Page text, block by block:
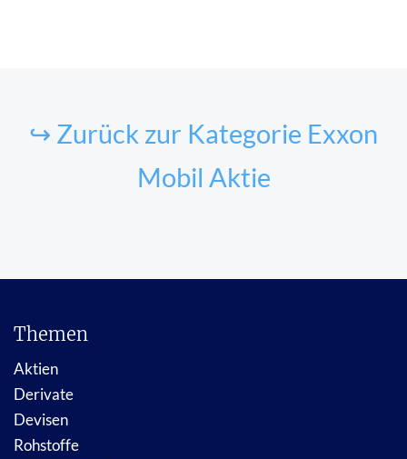
↪ Zurück zur Kategorie Exxon
Mobil Aktie
Themen
Aktien
Derivate
Devisen
Rohstoffe